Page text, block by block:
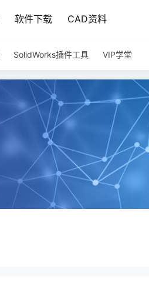
软件下载 CAD资料
SolidWorks插件工具 VIP学堂